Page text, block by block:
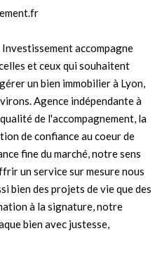
accompagne
et ceux qui souhaitent
un bien immobilier à Lyon,
Agence indépendante à
de l'accompagnement, la
de confiance au coeur de
fine du marché, notre sens
un service sur mesure nous
bien des projets de vie que des
à la signature, notre
bien avec justesse,